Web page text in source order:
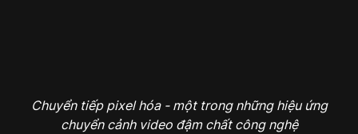
Chuyển tiếp pixel hóa - một trong những hiệu ứng
chuyển cảnh video đậm chất công nghệ